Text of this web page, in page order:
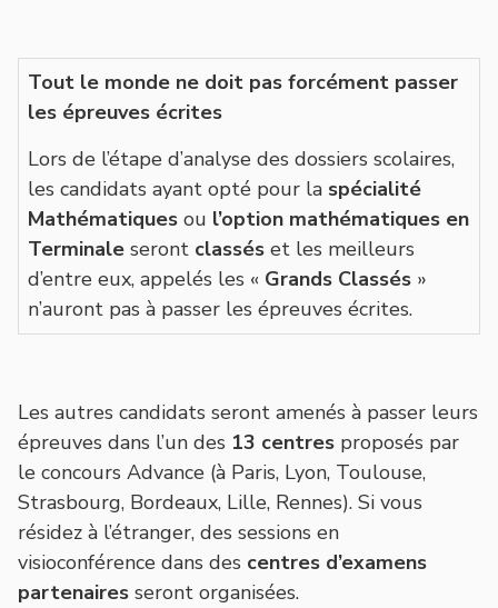
Tout le monde ne doit pas forcément passer
les épreuves écrites
Lors de l’étape d’analyse des dossiers scolaires,
les candidats ayant opté pour la spécialité
Mathématiques ou l’option mathématiques en
Terminale seront classés et les meilleurs
d’entre eux, appelés les « Grands Classés »
n’auront pas à passer les épreuves écrites.
Les autres candidats seront amenés à passer leurs
épreuves dans l’un des 13 centres proposés par
le concours Advance (à Paris, Lyon, Toulouse,
Strasbourg, Bordeaux, Lille, Rennes). Si vous
résidez à l’étranger, des sessions en
visioconférence dans des centres d’examens
partenaires seront organisées.